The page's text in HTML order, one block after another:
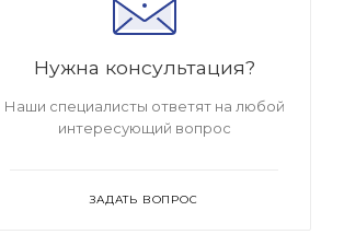
Нужна консультация?
Наши специалисты ответят на любой
интересующий вопрос
ЗАДАТЬ ВОПРОС